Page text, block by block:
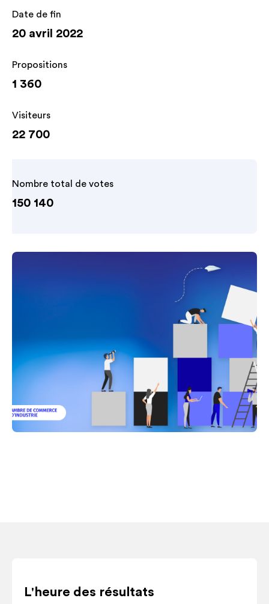
Date de fin
20 avril 2022
Propositions
1 360
Visiteurs
22 700
Nombre total de votes
150 140
L'heure des résultats